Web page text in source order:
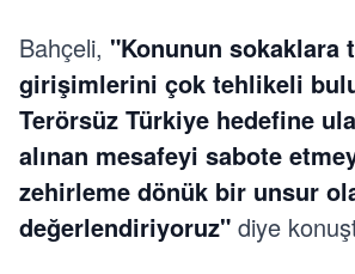
Bahçeli, "Konunun sokaklara
girişimlerini çok tehlikeli
Terörsüz Türkiye hedefine
alınan mesafeyi sabote
zehirleme dönük bir unsur
değerlendiriyoruz" diye